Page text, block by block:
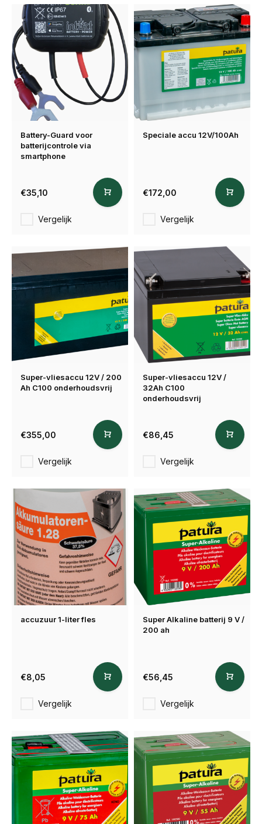
Battery-Guard voor
batterijcontrole via
smartphone
€35,10
Vergelijk
Speciale accu 12V/100Ah
€172,00
Vergelijk
Super-vliesaccu 12V / 200
Ah C100 onderhoudsvrij
€355,00
Vergelijk
Super-vliesaccu 12V /
32Ah C100
onderhoudsvrij
€86,45
Vergelijk
accuzuur 1-liter fles
€8,05
Vergelijk
Super Alkaline batterij 9 V /
200 ah
€56,45
Vergelijk